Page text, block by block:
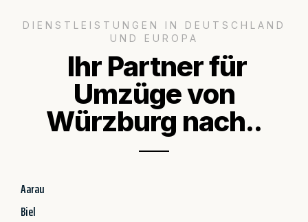
DIENSTLEISTUNGEN IN DEUTSCHLAND
UND EUROPA
Ihr Partner für
Umzüge von
Würzburg nach..
Aarau
Biel